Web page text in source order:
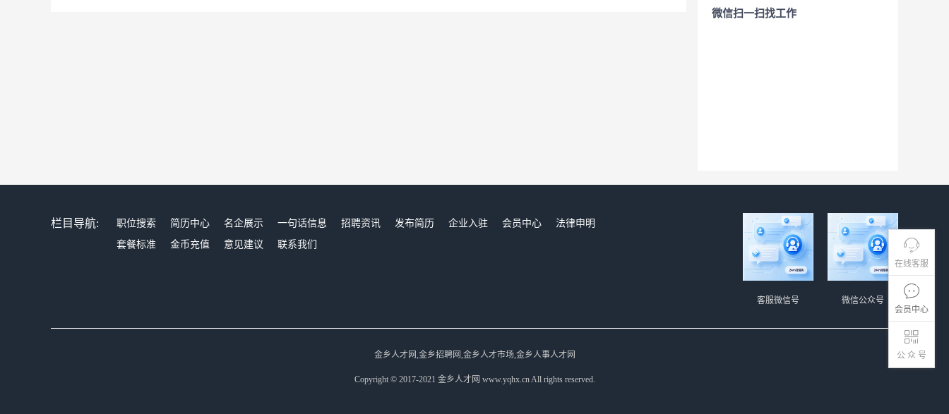
在线客服
会员中心
公 众 号
微信扫一扫找工作
栏目导航: 职位搜索 简历中心 名企展示 一句话信息 招聘资讯 发布简历 企业入驻 会员中心
法律申明
套餐标准
金币充值 意见建议 联系我们
微信公众号
客服微信号
金乡人才网,金乡招聘网,金乡人才市场,金乡人事人才网
Copyright © 2017-2021 金乡人才网 www.yqhx.cn All rights reserved.